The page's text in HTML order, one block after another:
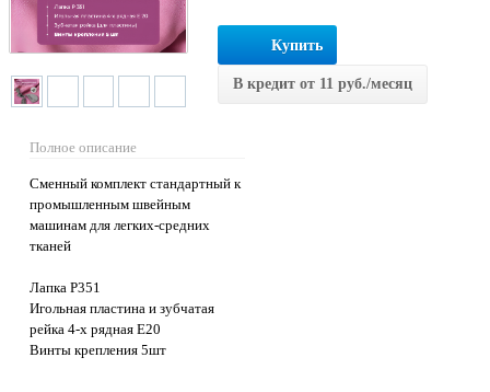
Купить
В кредит от 11 руб./месяц
Полное описание
Сменный комплект стандартный к
промышленным швейным
машинам для легких-средних
тканей
Лапка P351
Игольная пластина и зубчатая
рейка 4-х рядная E20
Винты крепления 5шт